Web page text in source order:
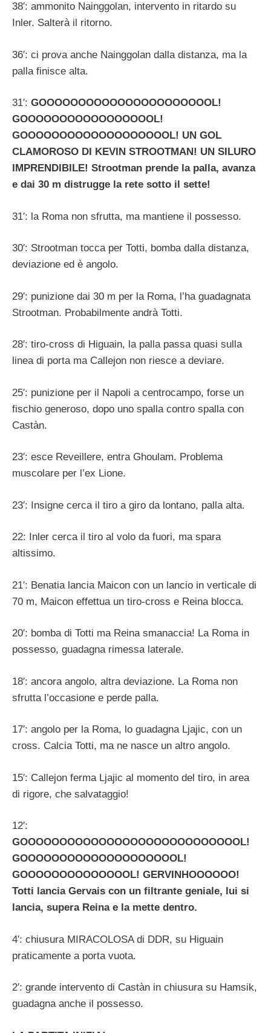
38′: ammonito Nainggolan, intervento in ritardo su
Inler. Salterà il ritorno.
36′: ci prova anche Nainggolan dalla distanza, ma la
palla finisce alta.
31′: GOOOOOOOOOOOOOOOOOOOOOOL!
GOOOOOOOOOOOOOOOOOL!
GOOOOOOOOOOOOOOOOOOOL! UN GOL
CLAMOROSO DI KEVIN STROOTMAN! UN SILURO
IMPRENDIBILE! Strootman prende la palla, avanza
e dai 30 m distrugge la rete sotto il sette!
31′: la Roma non sfrutta, ma mantiene il possesso.
30′: Strootman tocca per Totti, bomba dalla distanza,
deviazione ed è angolo.
29′: punizione dai 30 m per la Roma, l’ha guadagnata
Strootman. Probabilmente andrà Totti.
28′: tiro-cross di Higuain, la palla passa quasi sulla
linea di porta ma Callejon non riesce a deviare.
25′: punizione per il Napoli a centrocampo, forse un
fischio generoso, dopo uno spalla contro spalla con
Castàn.
23′: esce Reveillere, entra Ghoulam. Problema
muscolare per l’ex Lione.
23′: Insigne cerca il tiro a giro da lontano, palla alta.
22: Inler cerca il tiro al volo da fuori, ma spara
altissimo.
21′: Benatia lancia Maicon con un lancio in verticale di
70 m, Maicon effettua un tiro-cross e Reina blocca.
20′: bomba di Totti ma Reina smanaccia! La Roma in
possesso, guadagna rimessa laterale.
18′: ancora angolo, altra deviazione. La Roma non
sfrutta l’occasione e perde palla.
17′: angolo per la Roma, lo guadagna Ljajic, con un
cross. Calcia Totti, ma ne nasce un altro angolo.
15′: Callejon ferma Ljajic al momento del tiro, in area
di rigore, che salvataggio!
12′:
GOOOOOOOOOOOOOOOOOOOOOOOOOOOOL!
GOOOOOOOOOOOOOOOOOOOOL!
GOOOOOOOOOOOOOOL! GERVINHOOOOOO!
Totti lancia Gervais con un filtrante geniale, lui si
lancia, supera Reina e la mette dentro.
4′: chiusura MIRACOLOSA di DDR, su Higuain
praticamente a porta vuota.
2′: grande intervento di Castàn in chiusura su Hamsik,
guadagna anche il possesso.